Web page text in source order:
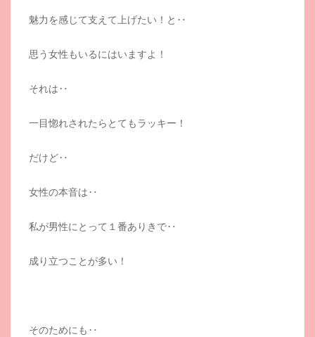
魅力を感じて支えて上げたい！と‥
思う女性もいるにはいますよ！
それは‥
一目惚れされたらとてもラッキー！
だけど‥
女性の本音は‥
私が男性にとって１番ありきで‥
成り立つことが多い！
そのためにも‥